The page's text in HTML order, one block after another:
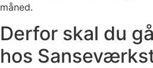
måned.
Derfor skal du
hos